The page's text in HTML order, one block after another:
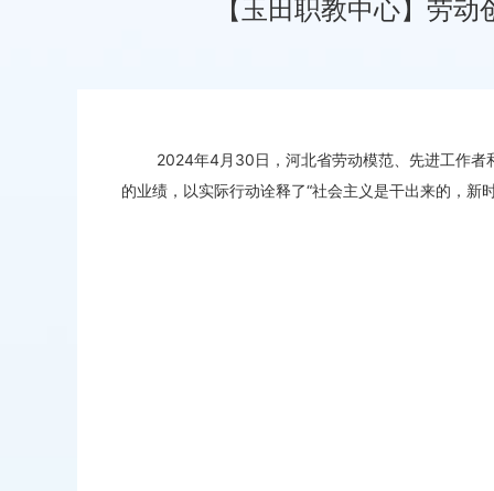
【玉田职教中心】劳
2024年4月30日，河北省劳动模范、先进工作者和
的业绩，以实际行动诠释了“社会主义是干出来的，